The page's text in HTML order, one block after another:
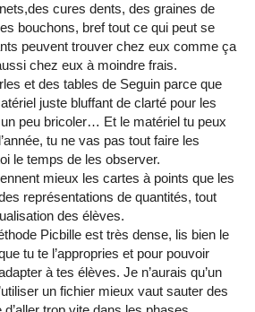
cures dents, des graines de
bouchons, bref tout ce qui peut se
peuvent trouver chez eux comme ça
chez eux à moindre frais.
et des tables de Seguin parce que
juste bluffant de clarté pour les
peu bricoler… Et le matériel tu peux
tu ne vas pas tout faire les
le temps de les observer.
mieux les cartes à points que les
représentations de quantités, tout
des élèves.
Picbille est très dense, lis bien le
tu te l’appropries et pour pouvoir
à tes élèves. Je n’aurais qu’un
un fichier mieux vaut sauter des